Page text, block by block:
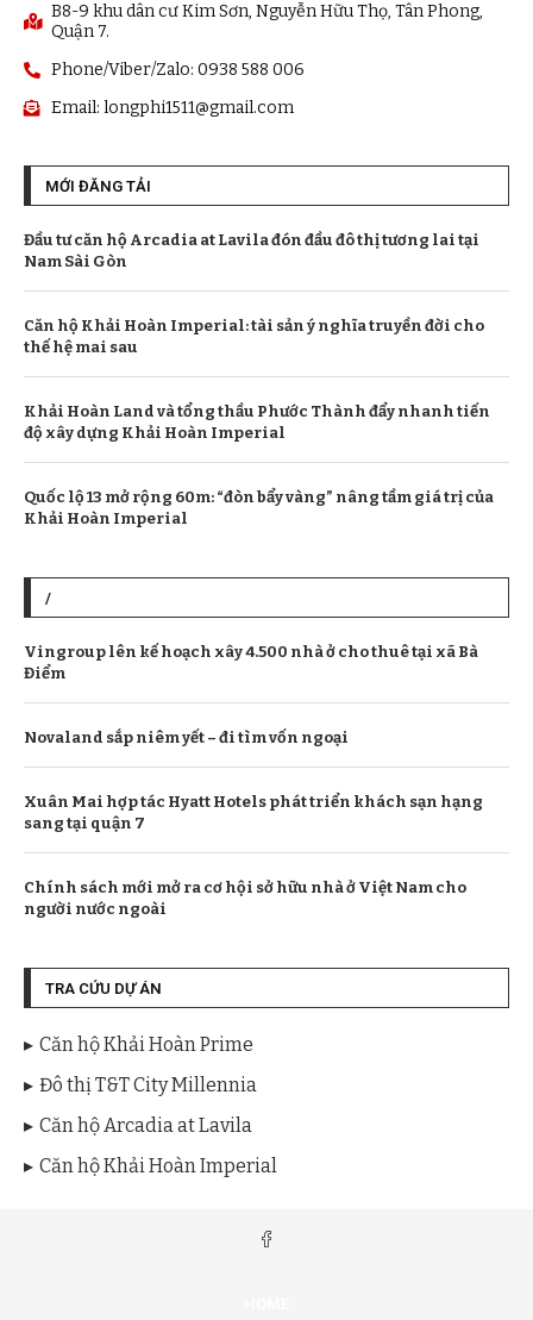
B8-9 khu dân cư Kim Sơn, Nguyễn Hữu Thọ, Tân Phong,
Quận 7.
Phone/Viber/Zalo: 0938 588 006
Email: longphi1511@gmail.com
MỚI ĐĂNG TẢI
Đầu tư căn hộ Arcadia at Lavila đón đầu đô thị tương lai tại
Nam Sài Gòn
Căn hộ Khải Hoàn Imperial: tài sản ý nghĩa truyền đời cho
thế hệ mai sau
Khải Hoàn Land và tổng thầu Phước Thành đẩy nhanh tiến
độ xây dựng Khải Hoàn Imperial
Quốc lộ 13 mở rộng 60m: “đòn bẩy vàng” nâng tầm giá trị của
Khải Hoàn Imperial
/
Vingroup lên kế hoạch xây 4.500 nhà ở cho thuê tại xã Bà
Điểm
Novaland sắp niêm yết – đi tìm vốn ngoại
Xuân Mai hợp tác Hyatt Hotels phát triển khách sạn hạng
sang tại quận 7
Chính sách mới mở ra cơ hội sở hữu nhà ở Việt Nam cho
người nước ngoài
TRA CỨU DỰ ÁN
Căn hộ Khải Hoàn Prime
Đô thị T&T City Millennia
Căn hộ Arcadia at Lavila
Căn hộ Khải Hoàn Imperial